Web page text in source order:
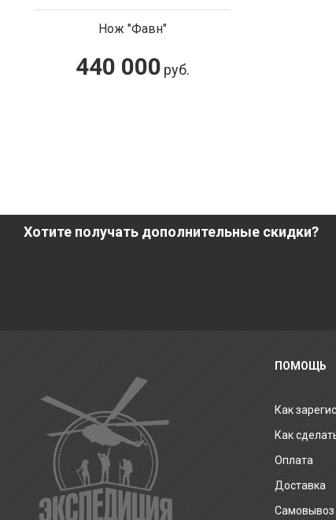
Нож "Фавн"
440 000 руб.
Хотите получать дополнительные скидки?
ПОМОЩЬ
Как
Как
Оплата
Доставка
Самовывоз